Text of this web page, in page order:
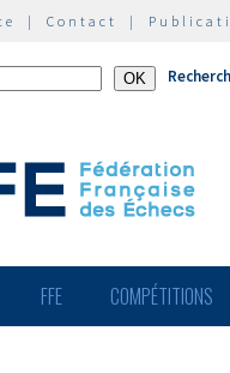
| Contact |
FFE COMPÉTITIONS